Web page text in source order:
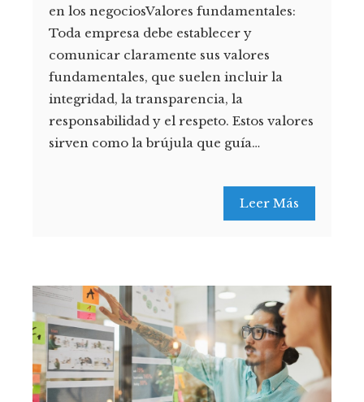
en los negociosValores fundamentales:
Toda empresa debe establecer y
comunicar claramente sus valores
fundamentales, que suelen incluir la
integridad, la transparencia, la
responsabilidad y el respeto. Estos valores
sirven como la brújula que guía…
Leer Más